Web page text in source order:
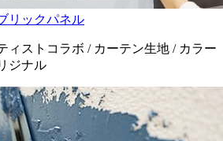
リックパネル
ィストコラボ / カーテン生地 / カラー
ジナル